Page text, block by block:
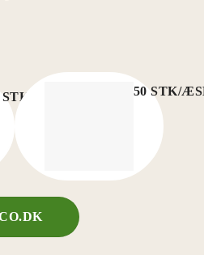
RØR 50 STK/